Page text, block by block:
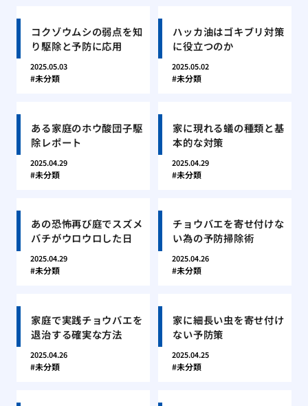
コクゾウムシの弱点を知
り駆除と予防に応用
2025.05.03
未分類
ハッカ油はゴキブリ対策
に役立つのか
2025.05.02
未分類
ある家庭のホウ酸団子駆
除レポート
2025.04.29
未分類
家に現れる蟻の種類と基
本的な対策
2025.04.29
未分類
あの恐怖再び庭でスズメ
バチがウロウロした日
2025.04.29
未分類
チョウバエを寄せ付けな
い為の予防掃除術
2025.04.26
未分類
家庭で実践チョウバエを
退治する確実な方法
2025.04.26
未分類
家に細長い虫を寄せ付け
ない予防策
2025.04.25
未分類